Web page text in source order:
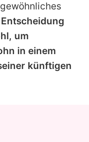
um
in einem
künftigen